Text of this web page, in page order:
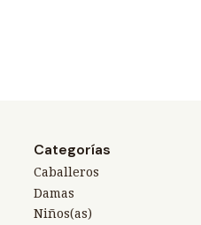
Categorías
Caballeros
Damas
Niños(as)